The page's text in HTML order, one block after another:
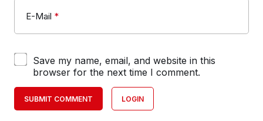
E-Mail *
Save my name, email, and website in this
browser for the next time I comment.
SUBMIT COMMENT LOGIN